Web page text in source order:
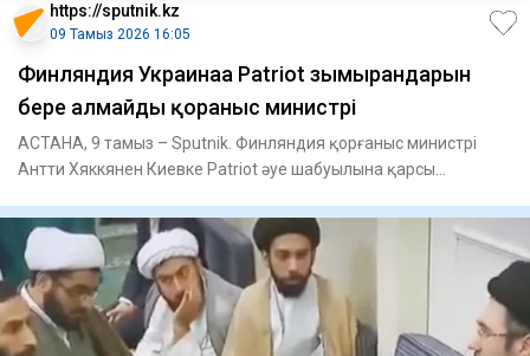
https://sputnik.kz
09 Тамыз 2026 16:05
Финляндия Украинаға Patriot зымырандарын
бере алмайды қорғаныс министрі
АСТАНА, 9 тамыз – Sputnik. Финляндия қорғаныс министрі
Антти Хяккянен Киевке Patriot әуе шабуылына қарсы